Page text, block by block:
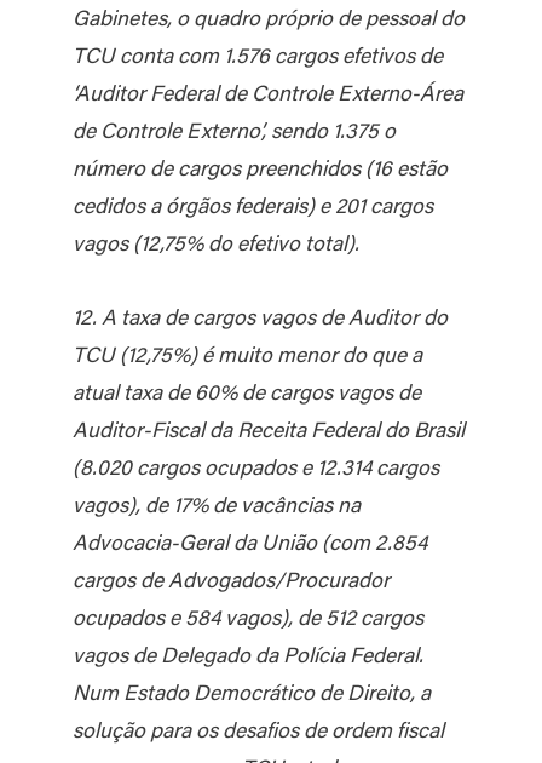
Gabinetes, o quadro próprio de pessoal do
TCU conta com 1.576 cargos efetivos de
‘Auditor Federal de Controle Externo-Área
de Controle Externo’, sendo 1.375 o
número de cargos preenchidos (16 estão
cedidos a órgãos federais) e 201 cargos
vagos (12,75% do efetivo total).
12. A taxa de cargos vagos de Auditor do
TCU (12,75%) é muito menor do que a
atual taxa de 60% de cargos vagos de
Auditor-Fiscal da Receita Federal do Brasil
(8.020 cargos ocupados e 12.314 cargos
vagos), de 17% de vacâncias na
Advocacia-Geral da União (com 2.854
cargos de Advogados/Procurador
ocupados e 584 vagos), de 512 cargos
vagos de Delegado da Polícia Federal.
Num Estado Democrático de Direito, a
solução para os desafios de ordem fiscal